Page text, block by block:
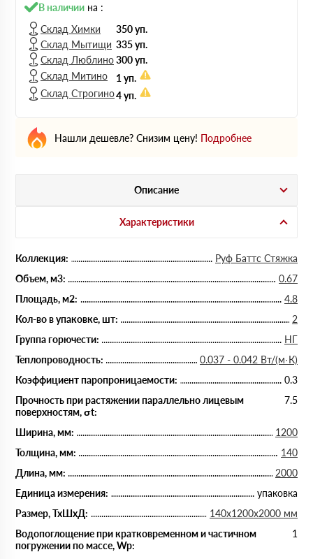
В наличии на :
Склад Химки
350 уп.
Склад Мытищи 335 уп.
Склад Люблино300 уп.
Склад Митино
1 уп.
Склад Строгино4 уп.
Нашли дешевле? Снизим цену! Подробнее
Описание
Характеристики
Коллекция:
Руф Баттс Стяжка
Объем, м3:
0.67
Площадь, м2:
4.8
Кол-во в упаковке, шт:
2
Группа горючести:
НГ
Теплопроводность:
0.037 - 0.042 Вт/(м·К)
Коэффициент паропроницаемости:
0.3
Прочность при растяжении параллельно лицевым
поверхностям, σt:
7.5
Ширина, мм:
1200
Толщина, мм:
140
Длина, мм:
2000
Единица измерения:
упаковка
Размер, ТхШхД:
140х1200х2000 мм
Водопоглощение при кратковременном и частичном
погружении по массе, Wp:
1